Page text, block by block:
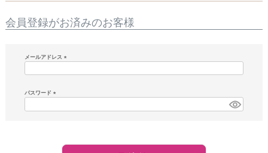
会員登録がお済みのお客様
メールアドレス
須)
パスワード
須)